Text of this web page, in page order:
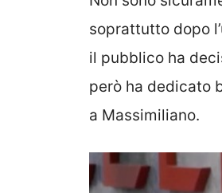
soprattutto dopo
il pubblico ha
però ha dedicato
a Massimiliano.